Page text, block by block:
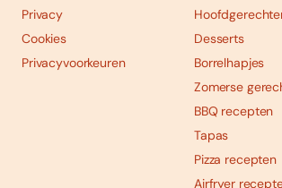
Privacy
Cookies
Privacyvoorkeuren
Desserts
Borrelhapjes
Zomerse
BBQ recepten
Tapas
Pizza recepten
Airfryer